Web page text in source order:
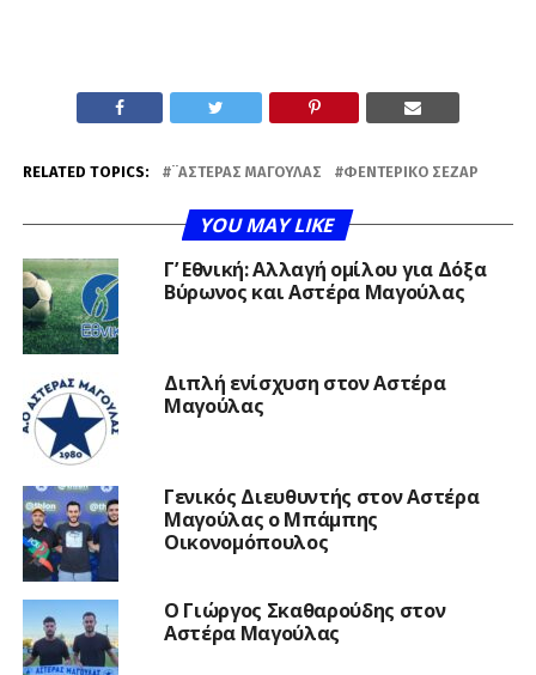
RELATED TOPICS: ¨ΑΣΤΈΡΑΣ ΜΑΓΟΎΛΑΣ ΦΕΝΤΕΡΊΚΟ ΣΈΖΑΡ
YOU MAY LIKE
Γ’ Εθνική: Αλλαγή ομίλου για Δόξα
Βύρωνος και Αστέρα Μαγούλας
Διπλή ενίσχυση στον Αστέρα
Μαγούλας
Γενικός Διευθυντής στον Αστέρα
Μαγούλας ο Μπάμπης
Οικονομόπουλος
Ο Γιώργος Σκαθαρούδης στον
Αστέρα Μαγούλας